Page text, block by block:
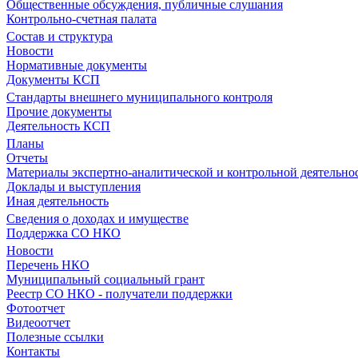
Общественные обсуждения, публичные слушания
Контрольно-счетная палата
Состав и структура
Новости
Нормативные документы
Документы КСП
Стандарты внешнего муниципального контроля
Прочие документы
Деятельность КСП
Планы
Отчеты
Материалы экспертно-аналитической и контрольной
Доклады и выступления
Иная деятельность
Сведения о доходах и имуществе
Поддержка СО НКО
Новости
Перечень НКО
Муниципальный социальный грант
Реестр СО НКО - получатели поддержки
Фотоотчет
Видеоотчет
Полезные ссылки
Контакты